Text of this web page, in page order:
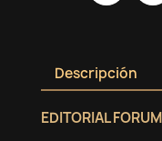
Descripción
EDITORIAL